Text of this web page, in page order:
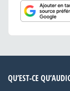
QU’EST-CE